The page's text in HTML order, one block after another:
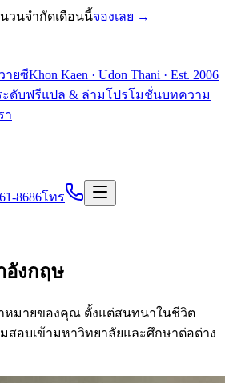
วนจำกัดเดือนนี้จองเลย →
ายซีKhon Kaen · Udon Thani · Est. 2006
ะดับฟรีแปล & ล่ามโปรโมชั่นบทความ
า
8686โทร
อังกฤษ
หมายของคุณ ตั้งแต่สนทนาในชีวิต
สอบเข้ามหาวิทยาลัยและศึกษาต่อต่าง